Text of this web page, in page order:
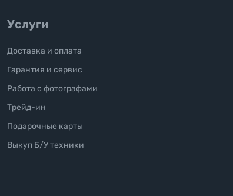
Услуги
Доставка и оплата
Гарантия и сервис
Работа с фотографами
Трейд-ин
Подарочные карты
Выкуп Б/У техники